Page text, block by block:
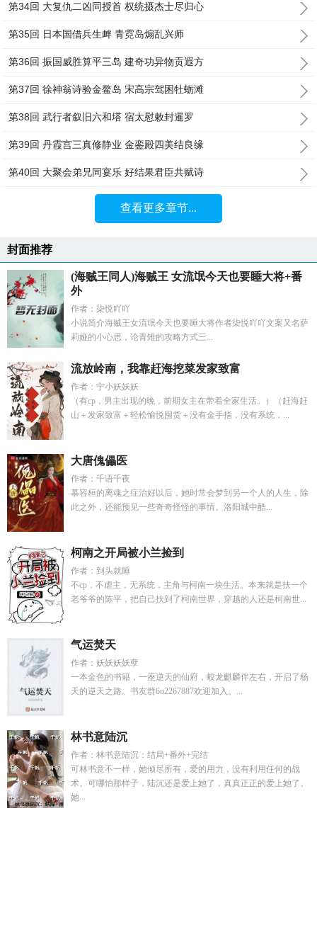
第34回 大复仇二凶同授首 权统摄杰士尽归心
第35回 日本国借兵生衅 青霓岛煽乱兴师
第36回 振国威胜算平三岛 建奇功异物贡遐方
第37回 徐神翁诗验金鳌岛 宋高宗驾困牡蛎滩
第38回 武行者叙旧六和塔 宿太慰敕封暹罗
第39回 丹霞宫三真修静业 金銮殿四美结良缘
第40回 大聚会弟兄同宴乐 好结果君臣共赋诗
查看更多章节...
封面推荐
(海贼王同人)海贼王 女流氓今天也要睡大将+番
外
作者：柒悦吖吖
小说简介海贼王女流氓今天也要睡大将作者柒悦吖吖文案又名萨
莉娅的小心思，论青雉的攻略方式三...
流放岭南，我靠赶海挖菜发家致富
作者：宁小妖妖妖
（有cp，男主出现的晚，前期女主在带着全家生活。）（赶海赶
山＋发家致富＋轻松愉悦囤货＋没有金手指，没有系统，...
大唐傀儡医
作者：千语千夜
慕容桓的离魂之症治好以后，她时常会梦到另一个人的人生，除
此之外，还能预见一些奇奇怪怪的事情。洛阳城中酷...
柯南之开局被小兰捡到
作者：到头就睡
不cp，不虐主，无系统，主角与柯南一块生活。本来就是扶一个
老爷爷的陈平，把自己扶到了柯南世界，穿越的人还是柯南世...
气运焚天
作者：妖妖妖妖孽
一本金色的书籍，一座逆天的仙府，蛟龙麒麟伴左右，开启了杨
天的逆天之路。书友群6o2267887欢迎加入。...
林书意陆沉
作者：林书意陆沉：结局+番外+完结
可林书意不一样，她倾尽所有，爱的用力，没有利用任何的战
术。可哪怕那样子，陆沉还是爱上她了，真真正正的爱上她了。
她...